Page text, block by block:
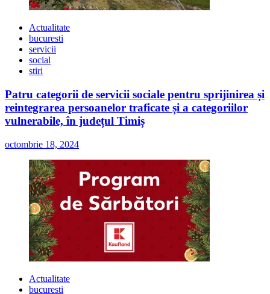
Actualitate
bucuresti
servicii
social
stiri
Patru categorii de servicii sociale pentru sprijinirea și
reintegrarea persoanelor traficate și a categoriilor
vulnerabile, în județul Timiș
octombrie 18, 2024
Actualitate
bucuresti